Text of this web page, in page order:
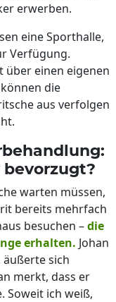
erwerben.
eine Sporthalle,
Verfügung.
über einen eigenen
die
aus verfolgen
warten müssen,
bereits mehrfach
besuchen –die
erhalten. Johan
äußerte sich
merkt, dass er
Soweit ich weiß,